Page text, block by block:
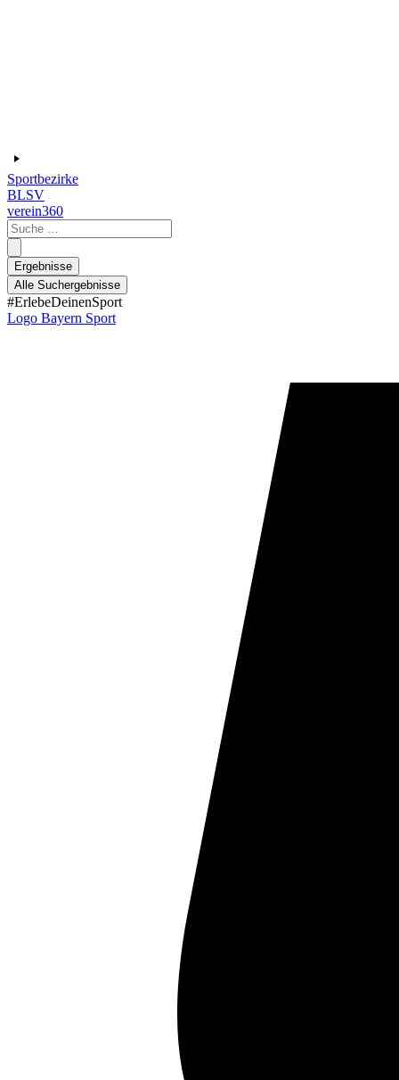
Sportbezirke
BLSV
verein360
Search
...
Ergebnisse
Alle Suchergebnisse
#ErlebeDeinenSport
Logo Bayern Sport